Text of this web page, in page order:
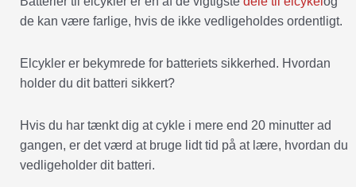
de kan være farlige, hvis de ikke vedligeholdes ordentligt.
Elcykler er bekymrede for batteriets sikkerhed. Hvordan
holder du dit batteri sikkert?
Hvis du har tænkt dig at cykle i mere end 20 minutter ad
gangen, er det værd at bruge lidt tid på at lære, hvordan du
vedligeholder dit batteri.